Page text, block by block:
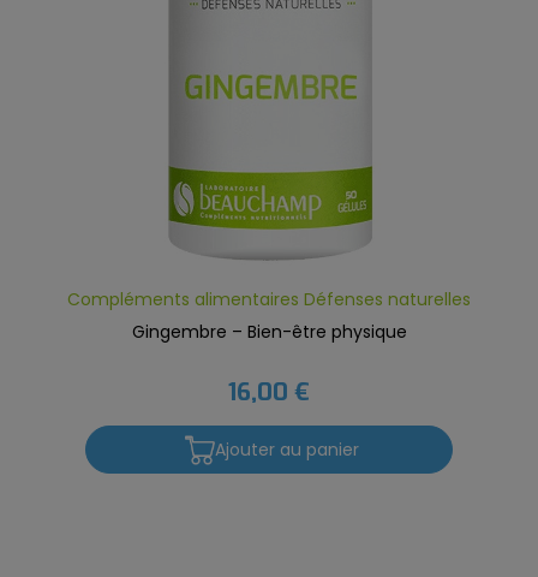
Compléments alimentaires Défenses naturelles
Gingembre – Bien-être physique
16,00 €
Ajouter au panier